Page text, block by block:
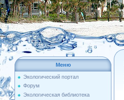
Меню
Экологический портал
Форум
Экологическая библиотека